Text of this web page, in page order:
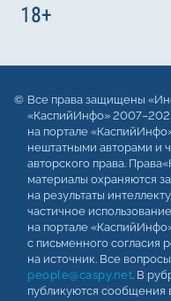
Все права защищены
«КаспийИнфо»
на портале
нештатными авторами и
авторского права.
материалы охраняются
на результаты
частичное
на портале
с письменного согласия
на источник. Все
people@caspy.net. В
публикуются сообщения